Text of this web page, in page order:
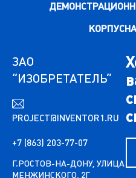
ЗАО
“ИЗОБРЕТАТЕЛЬ”
PROJECT@INVENTOR1.RU
+7 (863) 203-77-07
Г.РОСТОВ-НА-ДОНУ, УЛИЦА
МЕНЖИНСКОГО, 2Г